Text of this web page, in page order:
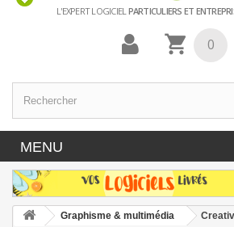
L'EXPERT LOGICIELPARTICULIERS ET
0
MENU
Graphisme & multimédia